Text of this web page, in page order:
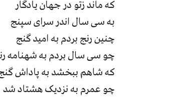
که ماند زتو در جهان یادگار
به سی سال اندر سرای سپنج
چنین رنج بردم به امید گنج
چو سی سال بردم به شهنامه
که شاهم ببخشد به پاداش
چو عمرم به نزدیک هشتاد شد